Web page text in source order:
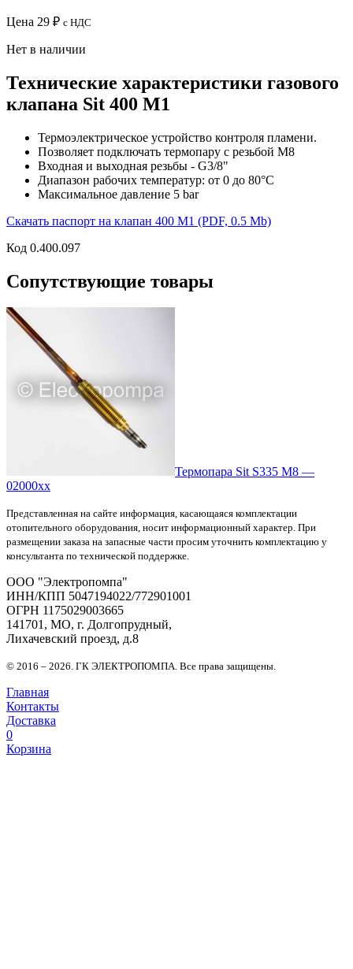
Цена 29 ₽ с НДС
Нет в наличии
Технические характеристики газового
клапана Sit 400 M1
Термоэлектрическое устройство контроля пламени.
Позволяет подключать термопару с резьбой М8
Входная и выходная резьбы - G3/8"
Диапазон рабочих температур: от 0 до 80°С
Максимальное давление 5 bar
Скачать паспорт на клапан 400 M1 (PDF, 0.5 Mb)
Код 0.400.097
Сопутствующие товары
Термопара Sit S335 M8 —
02000xx
Представленная на сайте информация, касающаяся комплектации
отопительного оборудования, носит информационный характер. При
размещении заказа на запасные части просим уточнить комплектацию у
консультанта по технической поддержке.
OOO "Электропомпа"
ИНН/КПП 5047194022/772901001
ОГРН 1175029003665
141701, МО, г. Долгопрудный,
Лихачевский проезд, д.8
© 2016 – 2026. ГК ЭЛЕКТРОПОМПА. Все права защищены.
Главная
Контакты
Доставка
0
Корзина